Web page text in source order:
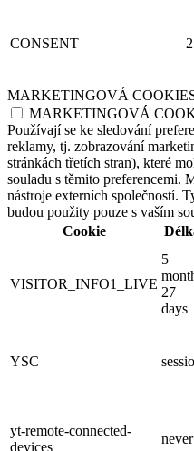
CONSENT
MARKETINGOVÁ
MARKETINGOVÁ
Používají se ke sledování
reklamy, tj. zobrazování
stránkách třetích stran), které
souladu s těmito preferencemi.
nástroje externích společností.
budou použity pouze s vaším
Cookie
VISITOR_INFO1_LIVE
5
27
days
YSC
yt-remote-connected-
devices
never